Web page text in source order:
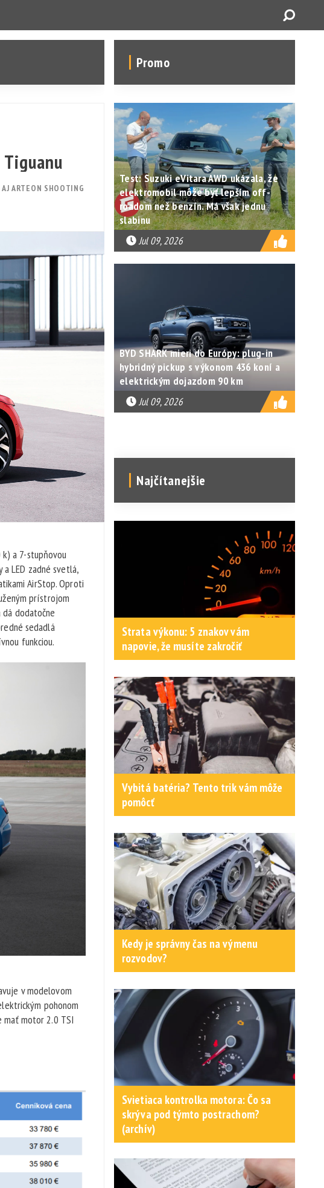
ARTEON SHOOTING
a 7-stupňovou
LED zadné svetlá,
AirStop. Oproti
prístrojom
dodatočne
sedadlá
funkciou.
v modelovom
pohonom
mať motor 2.0 TSI
Promo
Test: Suzuki eVitara AWD ukázala, že
elektromobil môže byť lepším off-
roadom než benzín. Má však jednu
slabinu
Jul 09, 2026
BYD SHARK mieri do Európy: plug-in
hybridný pickup s výkonom 436 koní a
elektrickým dojazdom 90 km
Jul 09, 2026
Najčítanejšie
Strata výkonu: 5 znakov vám
napovie, že musíte zakročiť
Vybitá batéria? Tento trik vám môže
pomôcť
Kedy je správny čas na výmenu
rozvodov?
Svietiaca kontrolka motora: Čo sa
skrýva pod týmto postrachom?
(archív)